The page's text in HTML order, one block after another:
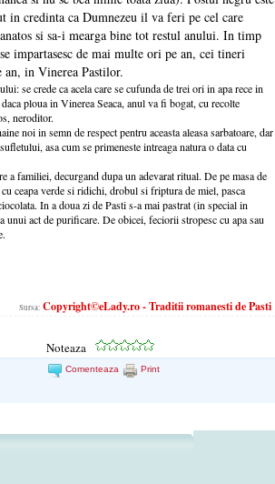
in credinta ca Dumnezeu il va feri pe cel care
si sa-i mearga bine tot restul anului. In timp
impartasesc de mai multe ori pe an, cei tineri
an, in Vinerea Pastilor.
se crede ca acela care se cufunda de trei ori in apa rece in
ploua in Vinerea Seaca, anul va fi bogat, cu recolte
neroditor.
noi in semn de respect pentru aceasta aleasa sarbatoare, dar
asa cum se primeneste intreaga natura o data cu
a familiei, decurgand dupa un adevarat ritual. De pe masa de
ceapa verde si ridichi, drobul si friptura de miel, pasca
In a doua zi de Pasti s-a mai pastrat (in special in
act de purificare. De obicei, feciorii stropesc cu apa sau
Sursa: Copyright©eLady.ro - Traditii romanesti de Pasti
Noteaza
Comenteaza Print